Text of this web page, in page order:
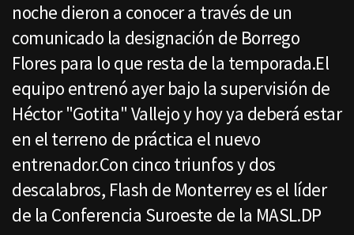
noche dieron a conocer a través de un
comunicado la designación de Borrego
Flores para lo que resta de la temporada.El
equipo entrenó ayer bajo la supervisión de
Héctor "Gotita" Vallejo y hoy ya deberá estar
en el terreno de práctica el nuevo
entrenador.Con cinco triunfos y dos
descalabros, Flash de Monterrey es el líder
de la Conferencia Suroeste de la MASL.DP